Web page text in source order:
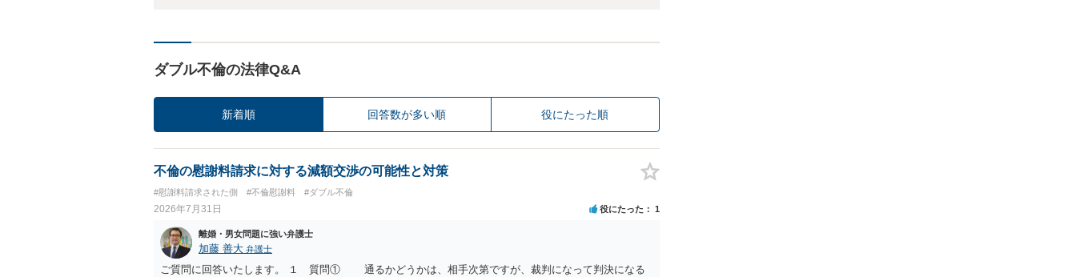
ダブル不倫の法律Q&A
新着順 回答数が多い順 役にたった順
不倫の慰謝料請求に対する減額交渉の可能性と対策
#慰謝料請求された側 #不倫慰謝料 #ダブル不倫
2026年7月31日 役にたった 1
離婚・男女問題に強い弁護士
加藤 善大 弁護士
ご質問に回答いたします。 １ 質問① 通るかどうかは、相手次第ですが、裁判になって判決になる